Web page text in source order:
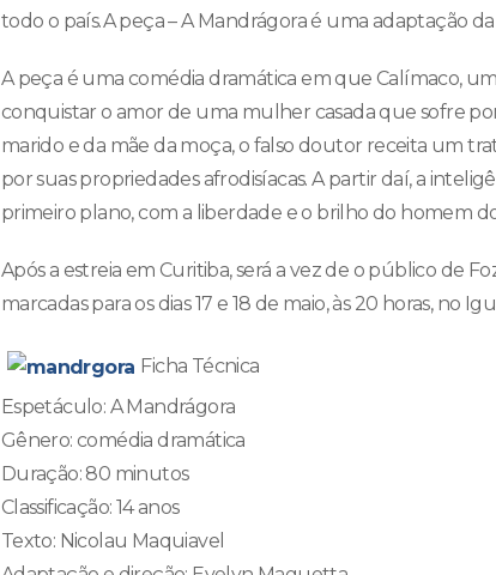
todo o país.A peça – A Mandrágora é uma adaptação
A peça é uma comédia dramática em que Calímaco,
conquistar o amor de uma mulher casada que sofre
marido e da mãe da moça, o falso doutor receita um
por suas propriedades afrodisíacas. A partir daí, a
primeiro plano, com a liberdade e o brilho do homem
Após a estreia em Curitiba, será a vez de o público de
marcadas para os dias 17 e 18 de maio, às 20 horas, no
Ficha Técnica
Espetáculo: A Mandrágora
Gênero: comédia dramática
Duração: 80 minutos
Classificação: 14 anos
Texto: Nicolau Maquiavel